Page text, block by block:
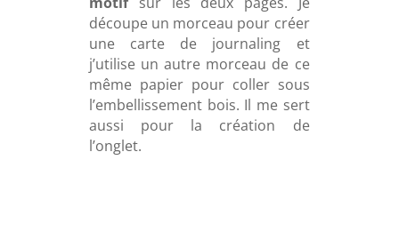
découpe un morceau pour créer
une carte de journaling et
j’utilise un autre morceau de ce
même papier pour coller sous
l’embellissement bois. Il me sert
aussi pour la création de
l’onglet.